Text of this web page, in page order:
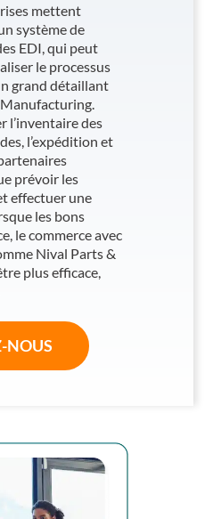
mettent
système de
EDI, qui peut
le processus
grand détaillant
l’inventaire des
l’expédition et
prévoir les
effectuer une
les bons
le commerce avec
Nival Parts &
plus efficace,
NOUS